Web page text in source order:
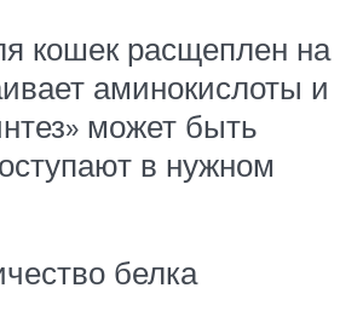
кошек расщеплен на
аминокислоты и
может быть
в нужном
белка